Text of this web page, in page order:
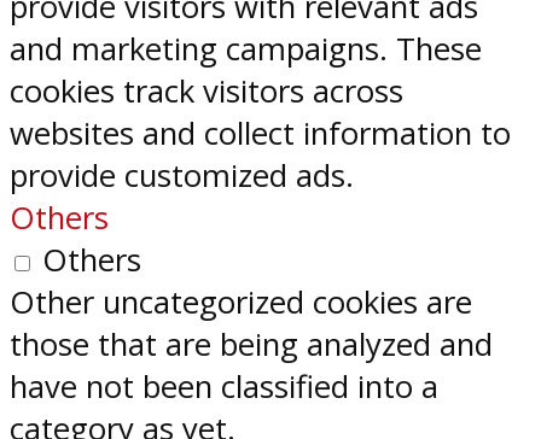
and marketing campaigns. These
cookies track visitors across
websites and collect information to
provide customized ads.
Others
Others
Other uncategorized cookies are
those that are being analyzed and
have not been classified into a
category as yet.